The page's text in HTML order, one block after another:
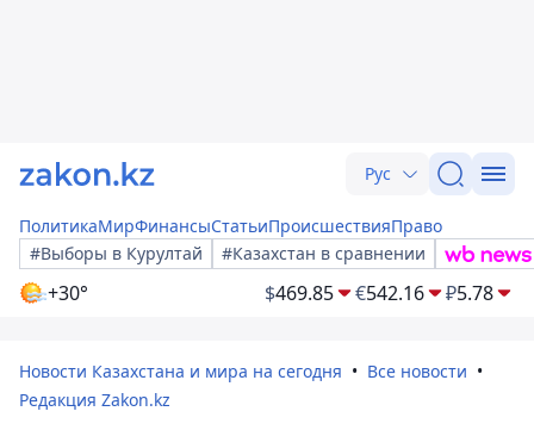
Рус
ПолитикаМирФинансыСтатьиПроисшествияПраво
#Выборы в Курултай
#Казахстан в сравнении
+30° $469.85 €542.16 ₽5.78
Новости Казахстана и мира на сегодня
Все новости
Редакция Zakon.kz